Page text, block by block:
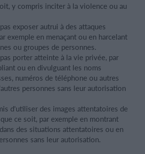
y compris inciter à la violence ou au
exposer autrui à des attaques
exemple en menaçant ou en harcelant
ou groupes de personnes.
porter atteinte à la vie privée, par
ou en divulguant les noms
numéros de téléphone ou autres
personnes sans leur autorisation
d'utiliser des images attentatoires de
ce soit, par exemple en montrant
des situations attentatoires ou en
sans leur autorisation.